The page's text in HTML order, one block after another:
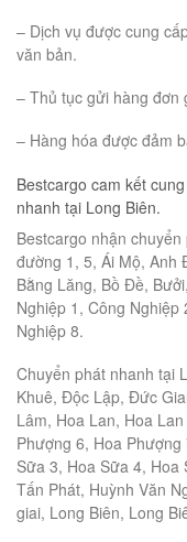
– Dịch vụ được cung
văn bản.
– Thủ tục gửi hàng đơn
– Hàng hóa được đảm
Bestcargo cam kết
nhanh tại Long Biên.
Bestcargo nhận
đường 1, 5, Ái Mộ, Anh
Bằng Lăng, Bồ Đề,
Nghiệp 1, Công
Nghiệp 8.
Chuyển phát nhanh tại
Khuê, Độc Lập, Đức
Lâm, Hoa Lan, Hoa
Phượng 6, Hoa
Sữa 3, Hoa Sữa 4, Hoa
Tấn Phát, Huỳnh Văn
giai, Long Biên, Long